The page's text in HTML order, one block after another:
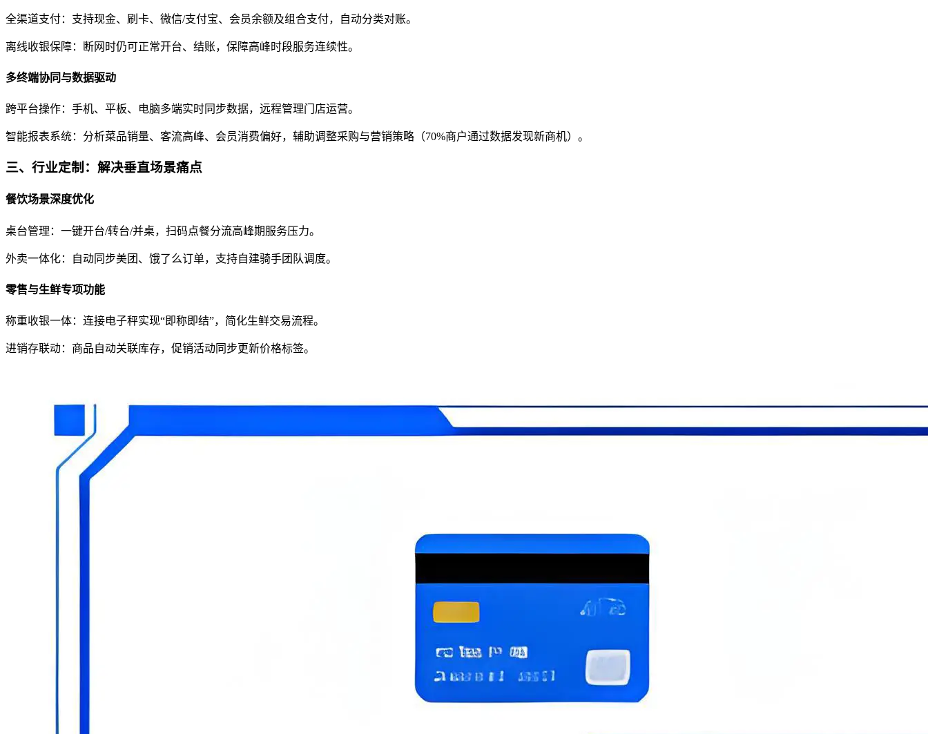
全渠道支付：支持现金、刷卡、微信/支付宝、会员余额及组合支付，自动分类对账。
离线收银保障：断网时仍可正常开台、结账，保障高峰时段服务连续性。
多终端协同与数据驱动
跨平台操作：手机、平板、电脑多端实时同步数据，远程管理门店运营。
智能报表系统：分析菜品销量、客流高峰、会员消费偏好，辅助调整采购与营销策略（70%商户通过数据发现新商机）。
三、行业定制：解决垂直场景痛点
餐饮场景深度优化
桌台管理：一键开台/转台/并桌，扫码点餐分流高峰期服务压力。
外卖一体化：自动同步美团、饿了么订单，支持自建骑手团队调度。
零售与生鲜专项功能
称重收银一体：连接电子秤实现“即称即结”，简化生鲜交易流程。
进销存联动：商品自动关联库存，促销活动同步更新价格标签。